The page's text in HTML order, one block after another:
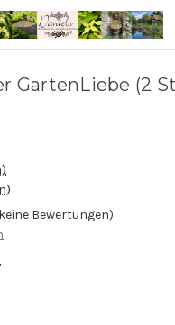
GartenLiebe (2
Bewertungen)